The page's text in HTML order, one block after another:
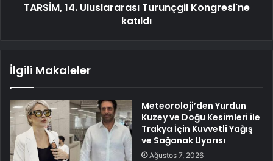
TARSİM, 14. Uluslararası Turunçgil Kongresi'ne
katıldı
İlgili Makaleler
Meteoroloji’den Yurdun
Kuzey ve Doğu Kesimleri ile
Trakya İçin Kuvvetli Yağış
ve Sağanak Uyarısı
Ağustos 7, 2026